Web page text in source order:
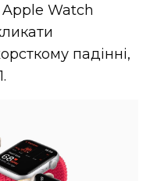
Watch
падінні,